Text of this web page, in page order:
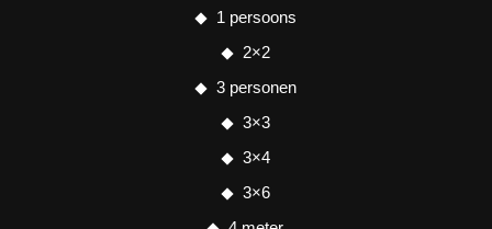
1 persoons
2×2
3 personen
3×3
3×4
3×6